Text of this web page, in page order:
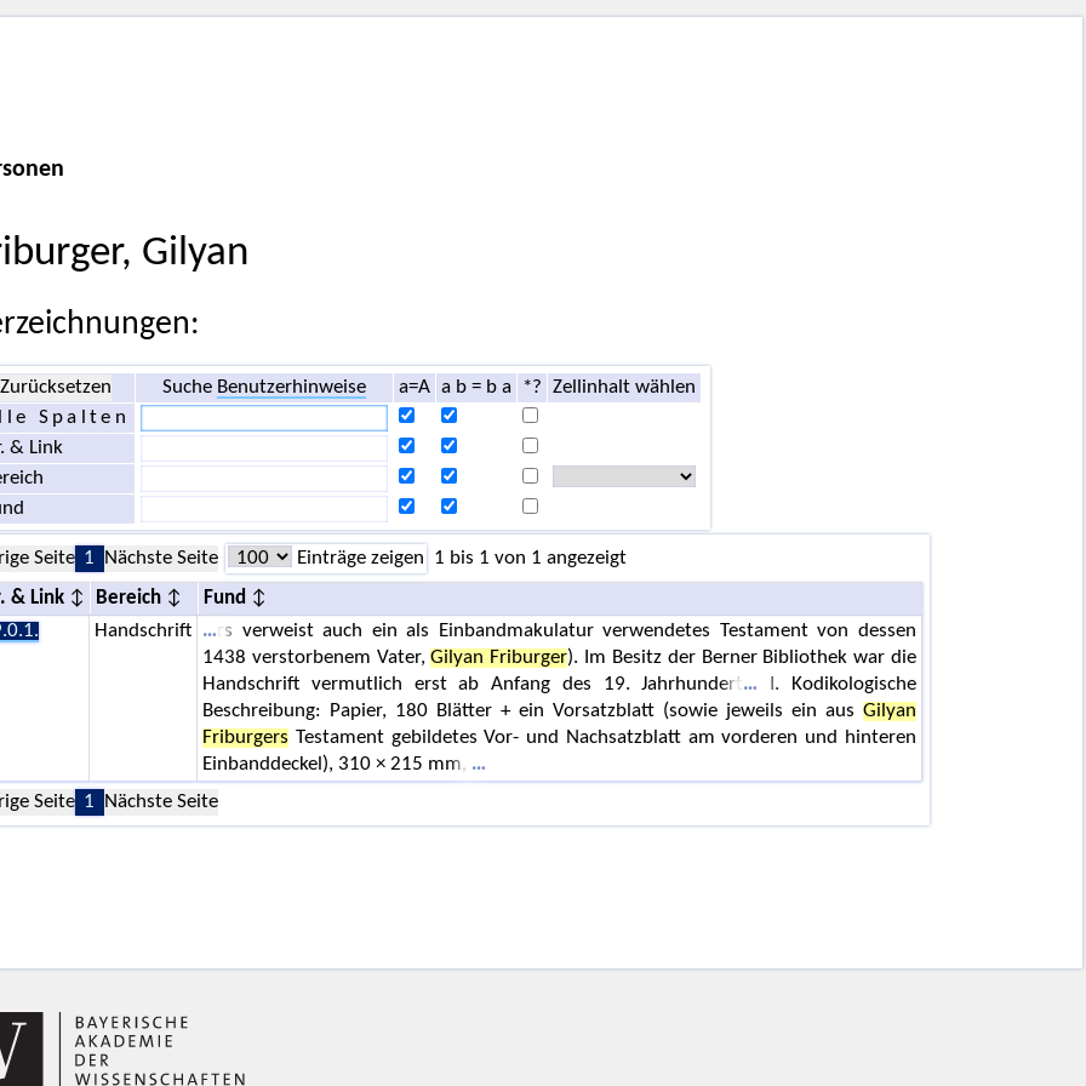
Gilyan
Zurücksetzen Suche Benutzerhinweise a=A a b = b a *?
Zellinhalt wählen
Spalten
& Link
Seite 1 Nächste Seite Einträge zeigen 1 bis 1 von 1 angezeigt
& Link Bereich
Fund
Handschrift
rs verweist auch ein als Einbandmakulatur verwendetes Testament von dessen
1438 verstorbenem Vater,Gilyan Friburger). Im Besitz der Berner Bibliothek war die
Handschrift vermutlich erst ab Anfang des 19. Jahrhundert
I. Kodikologische
Beschreibung: Papier, 180 Blätter + ein Vorsatzblatt (sowie jeweils ein aus Gilyan
Friburgers Testament gebildetes Vor- und Nachsatzblatt am vorderen und hinteren
Einbanddeckel), 310 × 215 mm,
Seite 1 Nächste Seite